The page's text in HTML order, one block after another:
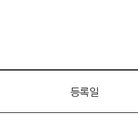
등록일